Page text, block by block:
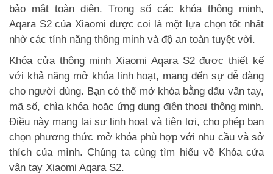
bảo mật toàn diện. Trong số các khóa thông minh,
Aqara S2 của Xiaomi được coi là một lựa chọn tốt nhất
nhờ các tính năng thông minh và độ an toàn tuyệt vời.
Khóa cửa thông minh Xiaomi Aqara S2 được thiết kế
với khả năng mở khóa linh hoạt, mang đến sự dễ dàng
cho người dùng. Bạn có thể mở khóa bằng dấu vân tay,
mã số, chìa khóa hoặc ứng dụng điện thoại thông minh.
Điều này mang lại sự linh hoạt và tiện lợi, cho phép bạn
chọn phương thức mở khóa phù hợp với nhu cầu và sở
thích của mình. Chúng ta cùng tìm hiểu về Khóa cửa
vân tay Xiaomi Aqara S2.